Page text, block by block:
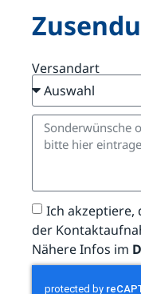
Versandart
Ich akzeptiere,
der
Nähere Infos im